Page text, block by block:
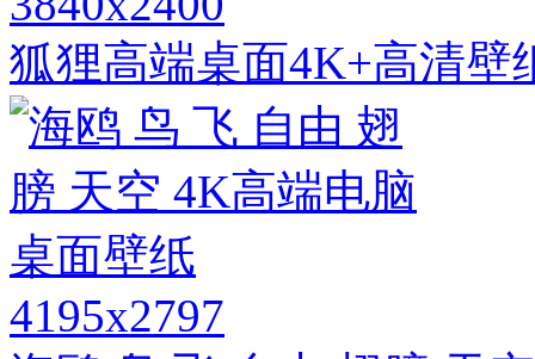
狐狸高端桌面4K+高清壁
4195x2797